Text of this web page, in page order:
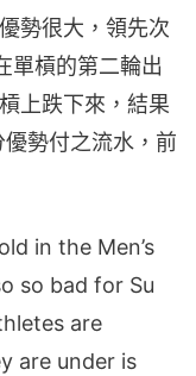
勢很大，領先次
單槓的第二輪出
上跌下來，結果
勢付之流水，前
in the Men’s
so bad for Su
are
are under is